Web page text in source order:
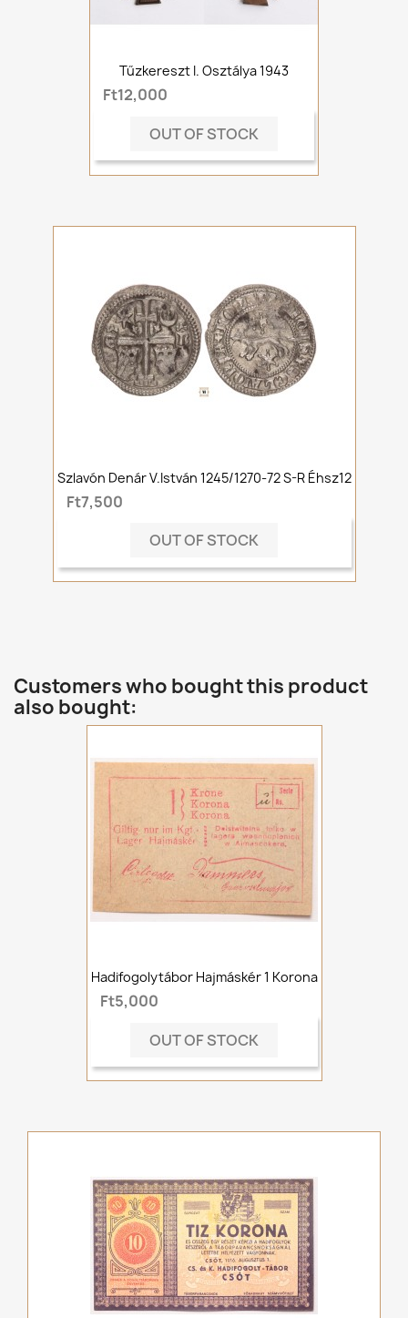
Tűzkereszt I. Osztálya 1943
Ft12,000
OUT OF STOCK
Szlavón Denár V.István 1245/1270-72 S-R Éhsz12
Ft7,500
OUT OF STOCK
Customers who bought this product
also bought:
Hadifogolytábor Hajmáskér 1 Korona
Ft5,000
OUT OF STOCK